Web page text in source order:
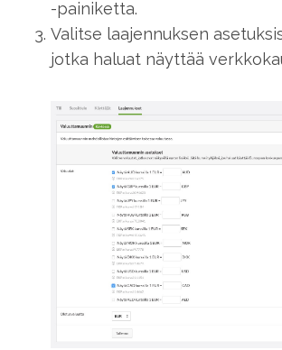
-painiketta.
Valitse laajennuksen
jotka haluat näyttää